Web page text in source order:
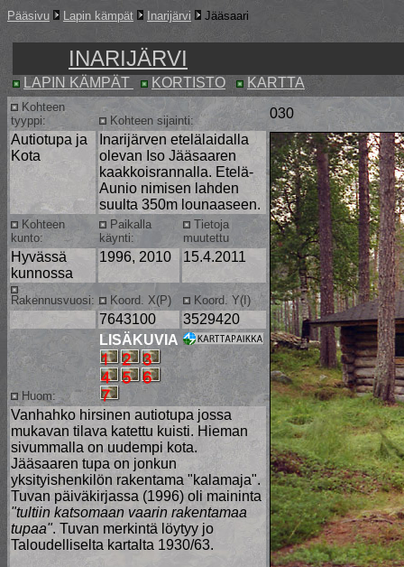
Pääsivu Lapin kämpät Inarijärvi Jääsaari
INARIJÄRVI
LAPIN KÄMPÄT KORTISTO KARTTA
Kohteen
tyyppi:
Kohteen sijainti:
030
Autiotupa ja
Kota
Inarijärven etelälaidalla
olevan Iso Jääsaaren
kaakkoisrannalla. Etelä-
Aunio nimisen lahden
suulta 350m lounaaseen.
Kohteen
kunto:
Paikalla
käynti:
Tietoja
muutettu
Hyvässä
kunnossa
1996, 2010 15.4.2011
Rakennusvuosi: Koord. X(P) Koord. Y(I)
7643100 3529420
Huom:
LISÄKUVIA
Vanhahko hirsinen autiotupa jossa
mukavan tilava katettu kuisti. Hieman
sivummalla on uudempi kota.
Jääsaaren tupa on jonkun
yksityishenkilön rakentama "kalamaja".
Tuvan päiväkirjassa (1996) oli maininta
"tultiin katsomaan vaarin rakentamaa
tupaa". Tuvan merkintä löytyy jo
Taloudelliselta kartalta 1930/63.